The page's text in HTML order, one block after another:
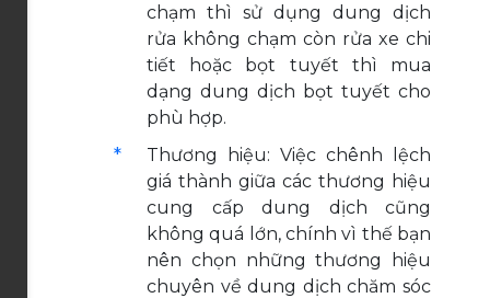
chạm thì sử dụng dung dịch
rửa không chạm còn rửa xe chi
tiết hoặc bọt tuyết thì mua
dạng dung dịch bọt tuyết cho
phù hợp.
Thương hiệu: Việc chênh lệch
giá thành giữa các thương hiệu
cung cấp dung dịch cũng
không quá lớn, chính vì thế bạn
nên chọn những thương hiệu
chuyên về dung dịch chăm sóc